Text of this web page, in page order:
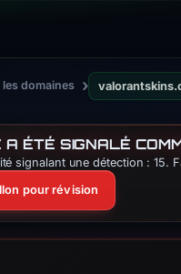
domaines ›
A ÉTÉ SIGNALÉ
signalant une détection : 15.
pour révision